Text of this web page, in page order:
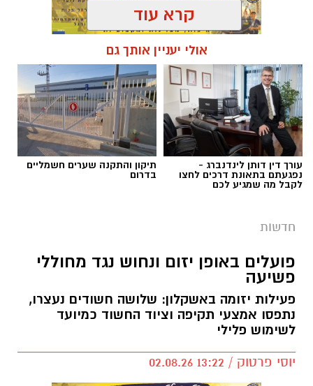
תגים:פשיטה על בית הימורים
דוברות המשטרה
במהלך פעילות יזומה של בלשי תחנת אשקלון
בשיתוף לוחמי מג"ב דרום, בוצע חיפוש במבנה
בעיר אשקלון בעקבות חשד להפעלת מקום
קרא עוד
אולי יעניין אותך גם
עורך דין דותן לינדנברג -
נפגעתם בתאונת דרכים לחצו
לקבל מה שמגיע לכם
תיקון והתקנה שערים חשמליים
בדרום
חדשות
פועלים באופן יזום ונחוש נגד מחוללי
פשיעה
פעילות יזומה באשקלון: שלושה חשודים נעצרו,
נתפסו אמצעי תקיפה וציוד החשוד כמיועד
לשימוש פלילי
יוסי פרטוק / 13:22 02.08.26